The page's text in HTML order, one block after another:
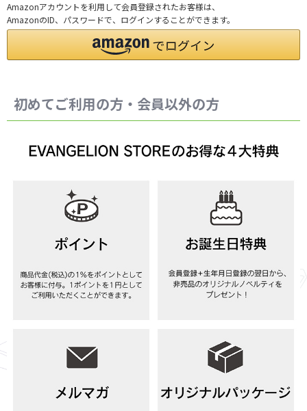
Amazonアカウントを利用して会員登録されたお客様は、
AmazonのID、パスワードで、ログインすることができます。
初めてご利用の方・会員以外の方